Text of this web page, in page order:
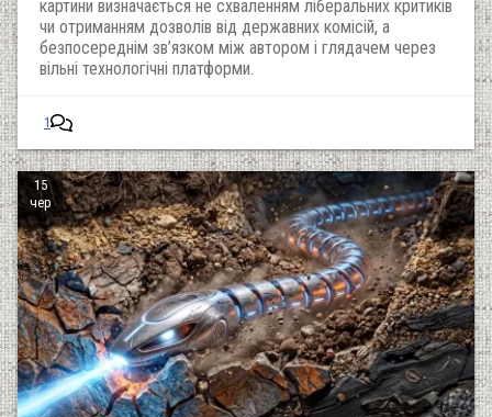
картини визначається не схваленням ліберальних критиків
чи отриманням дозволів від державних комісій, а
безпосереднім зв’язком між автором і глядачем через
вільні технологічні платформи.
1
15
чер